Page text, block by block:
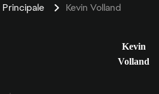
Principale Kevin Volland
Kevin
Volland